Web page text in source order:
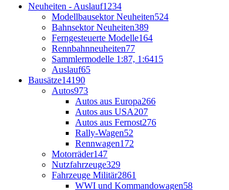
Neuheiten - Auslauf1234
Modellbausektor Neuheiten524
Bahnsektor Neuheiten389
Ferngesteuerte Modelle164
Rennbahnneuheiten77
Sammlermodelle 1:87, 1:6415
Auslauf65
Bausätze14190
Autos973
Autos aus Europa266
Autos aus USA207
Autos aus Fernost276
Rally-Wagen52
Rennwagen172
Motorräder147
Nutzfahrzeuge329
Fahrzeuge Militär2861
WWI und Kommandowagen58